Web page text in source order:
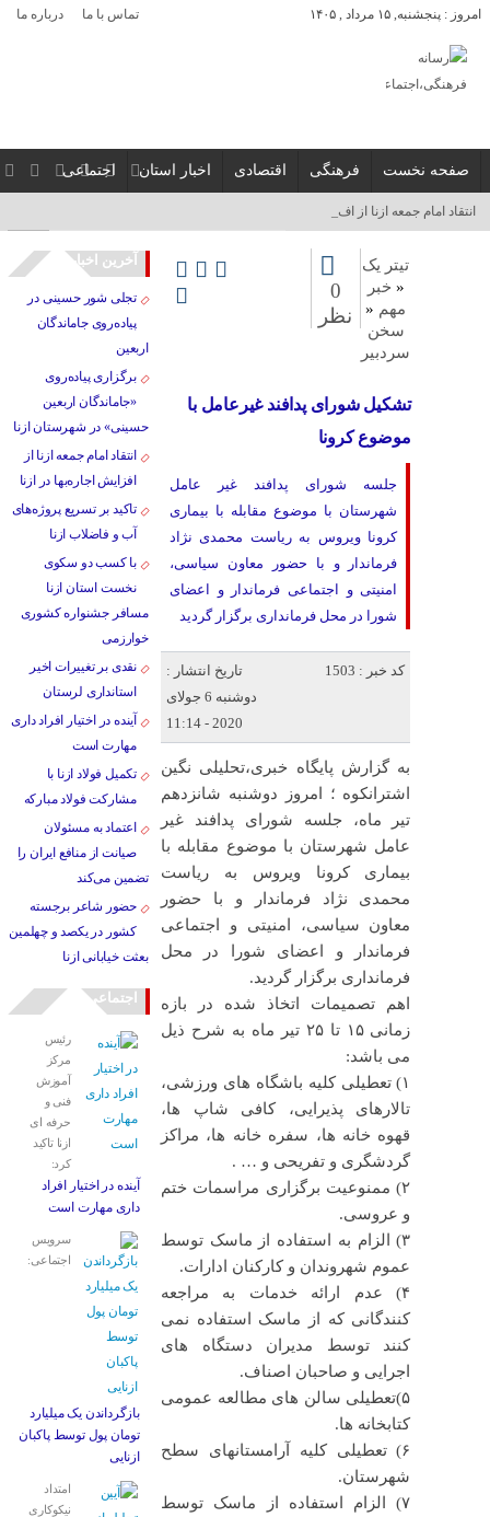
امروز : پنجشنبه, ۱۵ مرداد , ۱۴۰۵ تماس با ما درباره ما
صفحه نخست فرهنگی اقتصادی اخبار استان اجتماعی
انتقاد امام جمعه ازنا از افزایش ا_
تیتر یک
« خبر
مهم «
سخن
سردبیر
0
نظر
تشکیل شورای پدافند غیرعامل با
موضوع کرونا
جلسه شورای پدافند غیر عامل
شهرستان با موضوع مقابله با بیماری
کرونا ویروس به ریاست محمدی نژاد
فرماندار و با حضور معاون سیاسی،
امنیتی و اجتماعی فرماندار و اعضای
شورا در محل فرمانداری برگزار گردید
کد خبر : 1503
تاریخ انتشار :
دوشنبه 6 جولای
2020 - 11:14
به گزارش پایگاه خبری،تحلیلی نگین
اشترانکوه ؛ امروز دوشنبه شانزدهم
تیر ماه، جلسه شورای پدافند غیر
عامل شهرستان با موضوع مقابله با
بیماری کرونا ویروس به ریاست
محمدی نژاد فرماندار و با حضور
معاون سیاسی، امنیتی و اجتماعی
فرماندار و اعضای شورا در محل
فرمانداری برگزار گردید.
اهم تصمیمات اتخاذ شده در بازه
زمانی ۱۵ تا ۲۵ تیر ماه به شرح ذیل
می باشد:
۱) تعطیلی کلیه باشگاه های ورزشی،
تالارهای پذیرایی، کافی شاپ ها،
قهوه خانه ها، سفره خانه ها، مراکز
گردشگری و تفریحی و … .
۲) ممنوعیت برگزاری مراسمات ختم
و عروسی.
۳) الزام به استفاده از ماسک توسط
عموم شهروندان و کارکنان ادارات.
۴) عدم ارائه خدمات به مراجعه
کنندگانی که از ماسک استفاده نمی
کنند توسط مدیران دستگاه های
اجرایی و صاحبان اصناف.
۵)تعطیلی سالن های مطالعه عمومی
کتابخانه ها.
۶) تعطیلی کلیه آرامستانهای سطح
شهرستان.
۷) الزام استفاده از ماسک توسط
آخرین اخبار
تجلی شور حسینی در
پیاده‌روی جاماندگان
اربعین
برگزاری پیاده‌روی
«جاماندگان اربعین
حسینی» در شهرستان ازنا
انتقاد امام جمعه ازنا از
افزایش اجاره‌بها در ازنا
تاکید بر تسریع پروژه‌های
آب و فاضلاب ازنا
با کسب دو سکوی
نخست استان ازنا
مسافر جشنواره کشوری
خوارزمی
نقدی بر تغییرات اخیر
استانداری لرستان
آینده در اختیار افراد داری
مهارت است
تکمیل فولاد ازنا با
مشارکت فولاد مبارکه
اعتماد به مسئولان
صیانت از منافع ایران را
تضمین می‌کند
حضور شاعر برجسته
کشور در یکصد و چهلمین
بعثت خیابانی ازنا
اجتماعی
رئیس
مرکز
آموزش
فنی و
حرفه ای
ازنا تاکید
کرد:
آینده در اختیار افراد
داری مهارت است
سرویس
اجتماعی:
بازگرداندن یک میلیارد
تومان پول توسط پاکبان
ازنایی
امتداد
نیکوکاری